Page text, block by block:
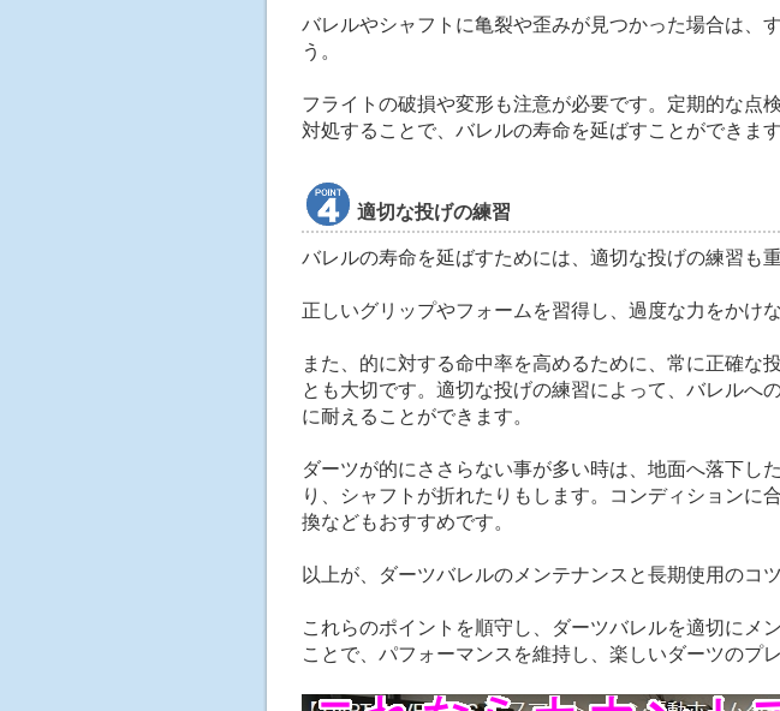
バレルやシャフトに亀裂や歪みが見つかった場合は、
う。
フライトの破損や変形も注意が必要です。定期的な点
対処することで、バレルの寿命を延ばすことができます
適切な投げの練習
バレルの寿命を延ばすためには、適切な投げの練習も重
正しいグリップやフォームを習得し、過度な力をかけ
また、的に対する命中率を高めるために、常に正確な
とも大切です。適切な投げの練習によって、バレルへ
に耐えることができます。
ダーツが的にささらない事が多い時は、地面へ落下し
り、シャフトが折れたりもします。コンディションに
換などもおすすめです。
以上が、ダーツバレルのメンテナンスと長期使用のコ
これらのポイントを順守し、ダーツバレルを適切にメ
ことで、パフォーマンスを維持し、楽しいダーツのプ